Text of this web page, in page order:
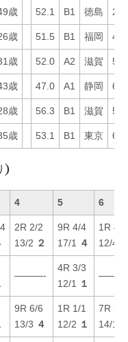
歳 52.1 B1 徳島 27
歳 51.5 B1 福岡 47
歳 52.0 A2 滋賀 50
歳 47.0 A1 静岡 63
歳 56.3 B1 滋賀 57
歳 53.1 B1 東京 67
)
4 5 6
2R 2/2
13/2 ２
9R 4/4
17/1
４
1R 4/4
12/4
———-
4R 3/3
12/1
１
9R 6/6
13/3 ４
1R 1/1
12/2 １
7R 3/3
14/1